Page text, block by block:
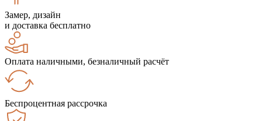
Замер, дизайн
и доставка бесплатно
Оплата наличными, безналичный расчёт
Беспроцентная рассрочка